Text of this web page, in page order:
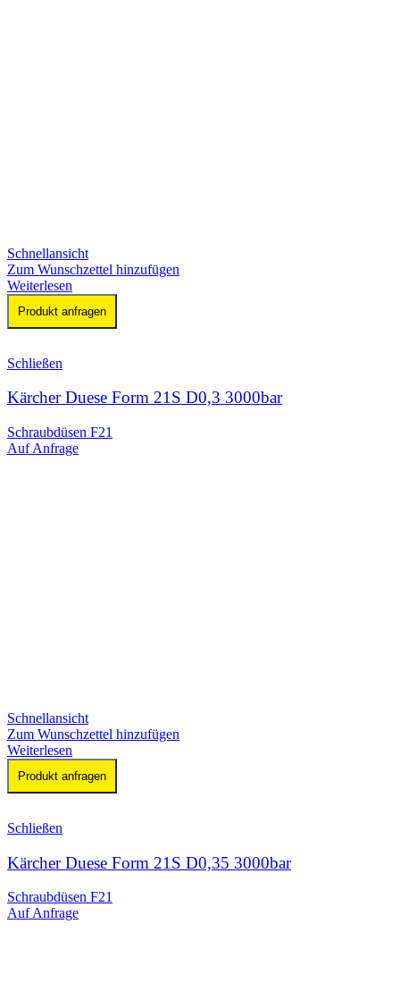
Schnellansicht
Zum Wunschzettel hinzufügen
Weiterlesen
Produkt anfragen
Schließen
Kärcher Duese Form 21S D0,3 3000bar
Schraubdüsen F21
Auf Anfrage
Schnellansicht
Zum Wunschzettel hinzufügen
Weiterlesen
Produkt anfragen
Schließen
Kärcher Duese Form 21S D0,35 3000bar
Schraubdüsen F21
Auf Anfrage